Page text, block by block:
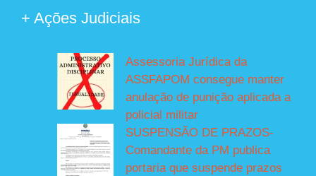
+ Ações Judiciais
Assessoria Jurídica da
ASSFAPOM consegue manter
anulação de punição aplicada a
policial militar
SUSPENSÃO DE PRAZOS-
Comandante da PM publica
portaria que suspende prazos